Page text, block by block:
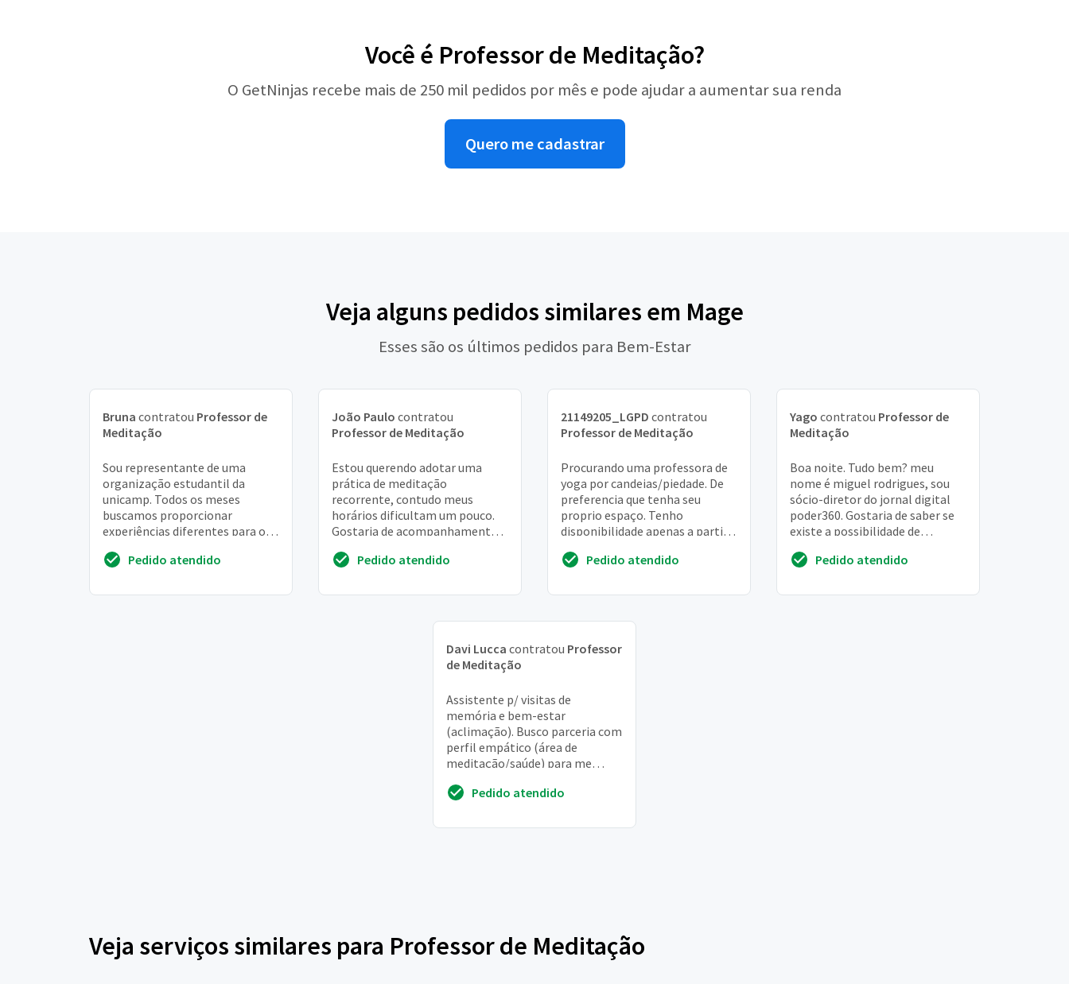
Você é Professor de Meditação?
O GetNinjas recebe mais de 250 mil pedidos por mês e pode ajudar a aumentar sua renda
Quero me cadastrar
Veja alguns pedidos similares em Mage
Esses são os últimos pedidos para Bem-Estar
Bruna contratou Professor de
Meditação
Sou representante de uma
organização estudantil da
unicamp. Todos os meses
buscamos proporcionar
experiências diferentes para os
gostaríamos de algo voltado à
Pedido atendido
João Paulo contratou
Professor de Meditação
Estou querendo adotar uma
prática de meditação
recorrente, contudo meus
horários dificultam um pouco.
Gostaria de acompanhamento e
sentidoPedido atendido
21149205_LGPD contratou
Professor de Meditação
Procurando uma professora de
yoga por candeias/piedade. De
preferencia que tenha seu
proprio espaço. Tenho
disponibilidade apenas a partir
Pedido atendido
Yago contratou Professor de
Meditação
Boa noite. Tudo bem? meu
nome é miguel rodrigues, sou
sócio-diretor do jornal digital
poder360. Gostaria de saber se
existe a possibilidade de
presenciais de ...
Pedido atendido
Davi Lucca contratou Professor
de Meditação
Assistente p/ visitas de
memória e bem-estar
(aclimação). Busco parceria com
perfil empático (área de
meditação/saúde) para me
terapia da reminiscência. Foco
Pedido atendido
Veja serviços similares para Professor de Meditação